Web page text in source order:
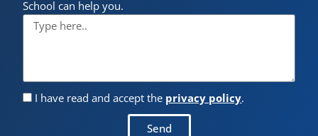
School can help you.
I have read and accept the privacy policy.
Send